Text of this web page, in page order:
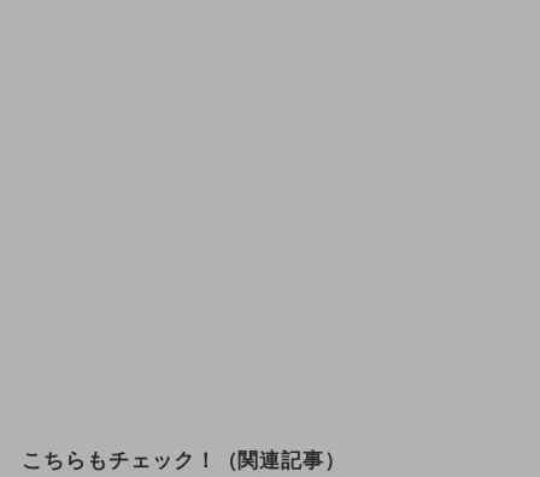
こちらもチェック！（関連記事）